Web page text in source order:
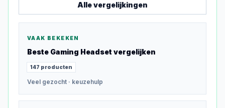
Alle vergelijkingen
VAAK BEKEKEN
Beste Gaming Headset vergelijken
147 producten
Veel gezocht · keuzehulp